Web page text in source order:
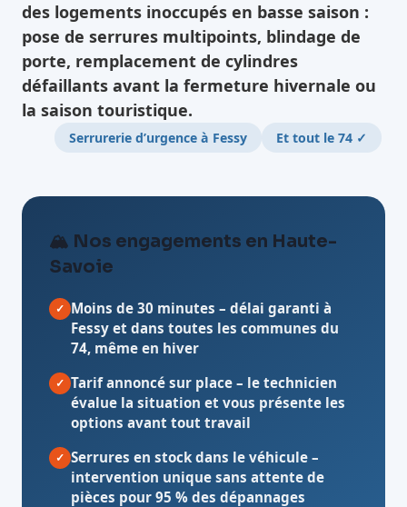
des logements inoccupés en basse saison :
pose de serrures multipoints, blindage de
porte, remplacement de cylindres
défaillants avant la fermeture hivernale ou
la saison touristique.
Serrurerie d’urgence à Fessy Et tout le 74 ✓
🏔️ Nos engagements en Haute-
Savoie
✓ Moins de 30 minutes – délai garanti à
Fessy et dans toutes les communes du
74, même en hiver
✓ Tarif annoncé sur place – le technicien
évalue la situation et vous présente les
options avant tout travail
✓ Serrures en stock dans le véhicule –
intervention unique sans attente de
pièces pour 95 % des dépannages